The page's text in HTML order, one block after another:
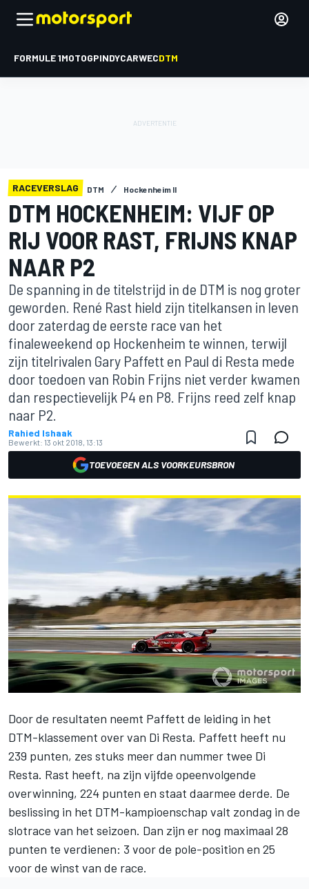
FORMULE 1MOTOGPINDYCARWECDTM
RACEVERSLAG DTM Hockenheim II
DTM HOCKENHEIM: VIJF OP
RIJ VOOR RAST, FRIJNS KNAP
NAAR P2
De spanning in de titelstrijd in de DTM is nog groter
geworden. René Rast hield zijn titelkansen in leven
door zaterdag de eerste race van het
finaleweekend op Hockenheim te winnen, terwijl
zijn titelrivalen Gary Paffett en Paul di Resta mede
door toedoen van Robin Frijns niet verder kwamen
dan respectievelijk P4 en P8. Frijns reed zelf knap
naar P2.
Rahied Ishaak
Bewerkt: 13 okt 2018, 13:13
TOEVOEGEN ALS VOORKEURSBRON
Door de resultaten neemt Paffett de leiding in het
DTM-klassement over van Di Resta. Paffett heeft nu
239 punten, zes stuks meer dan nummer twee Di
Resta. Rast heeft, na zijn vijfde opeenvolgende
overwinning, 224 punten en staat daarmee derde. De
beslissing in het DTM-kampioenschap valt zondag in de
slotrace van het seizoen. Dan zijn er nog maximaal 28
punten te verdienen: 3 voor de pole-position en 25
voor de winst van de race.